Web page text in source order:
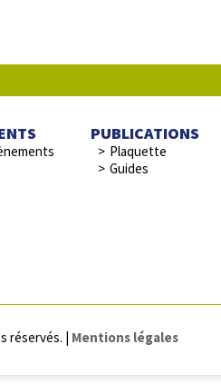
PUBLICATIONS
Plaquette
Guides
réservés. | Mentions légales